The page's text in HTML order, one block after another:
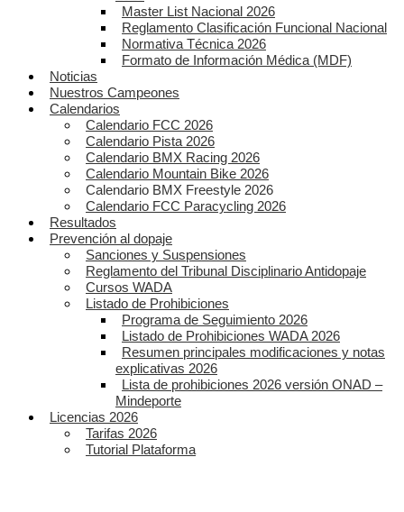
Master List Nacional 2026
Reglamento Clasificación Funcional Nacional
Normativa Técnica 2026
Formato de Información Médica (MDF)
Noticias
Nuestros Campeones
Calendarios
Calendario FCC 2026
Calendario Pista 2026
Calendario BMX Racing 2026
Calendario Mountain Bike 2026
Calendario BMX Freestyle 2026
Calendario FCC Paracycling 2026
Resultados
Prevención al dopaje
Sanciones y Suspensiones
Reglamento del Tribunal Disciplinario Antidopaje
Cursos WADA
Listado de Prohibiciones
Programa de Seguimiento 2026
Listado de Prohibiciones WADA 2026
Resumen principales modificaciones y notas
explicativas 2026
Lista de prohibiciones 2026 versión ONAD –
Mindeporte
Licencias 2026
Tarifas 2026
Tutorial Plataforma